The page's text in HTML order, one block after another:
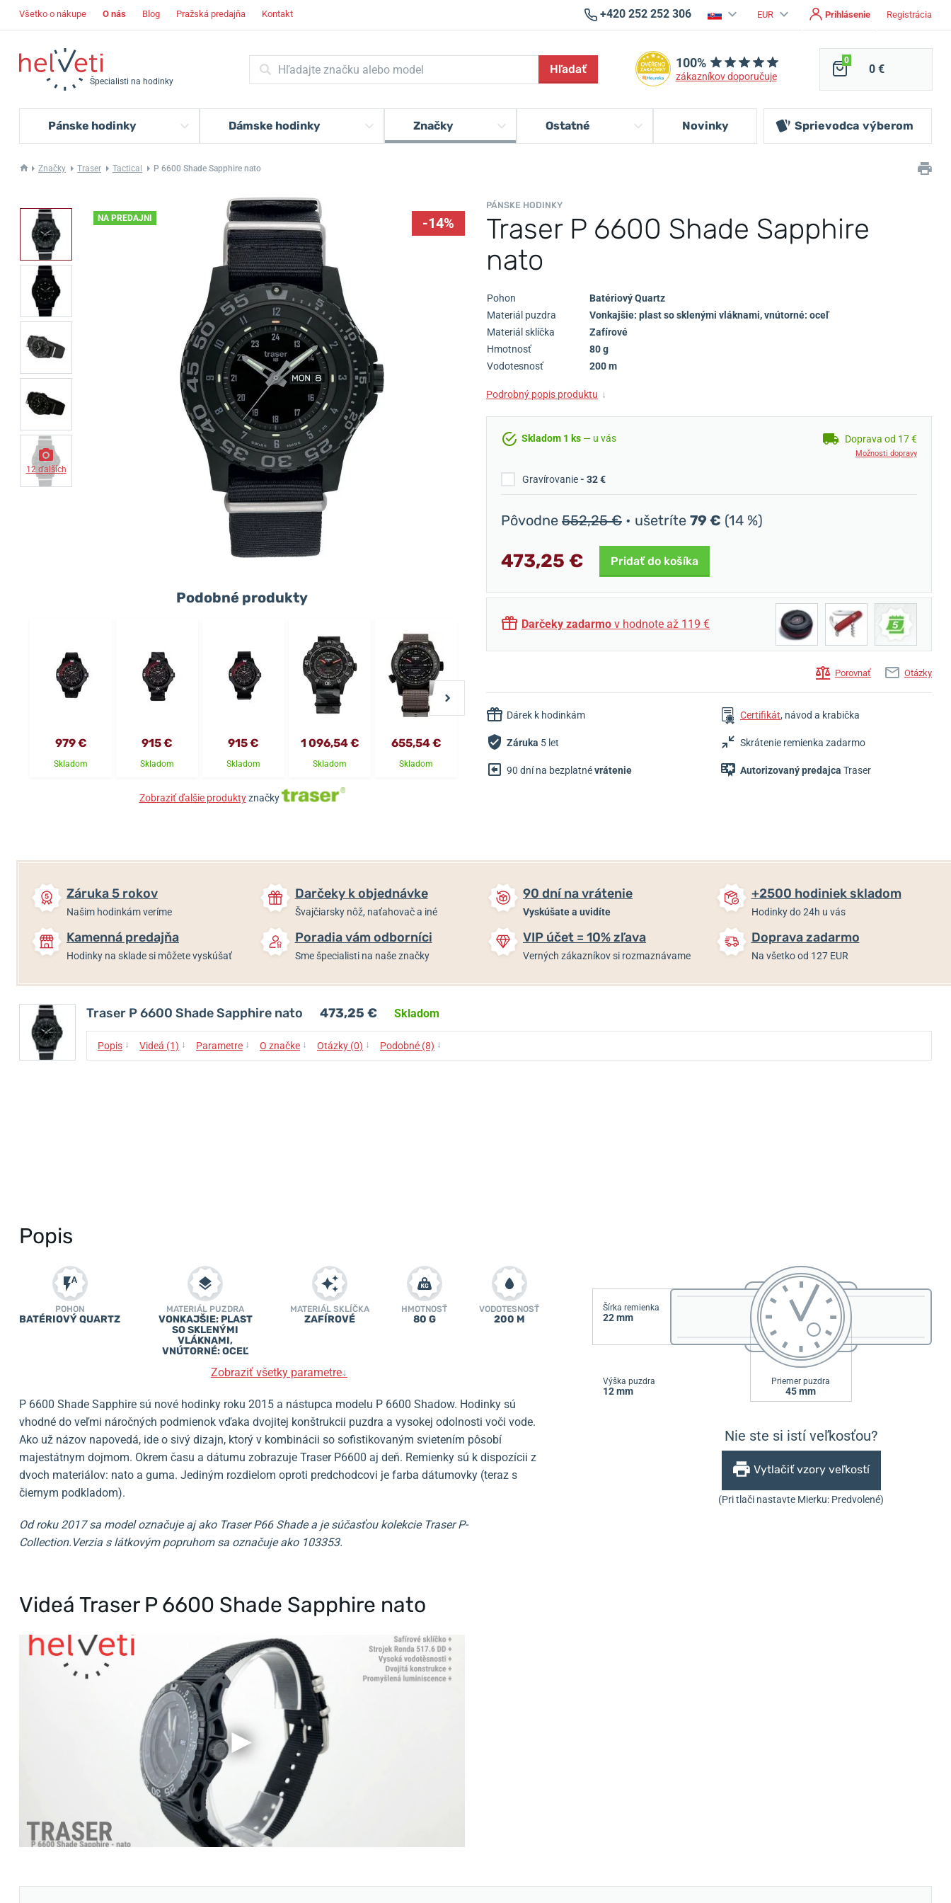
Všetko o nákupe O nás Blog Pražská predajňa Kontakt +420 252 252 306 EUR Prihlásenie Registrácia
Špecialisti na hodinky
Hľadať 100%
zákazníkov doporučuje
0
0 €
Pánske hodinky Dámske hodinky Značky Ostatné Novinky Sprievodca výberom
Značky Traser Tactical P 6600 Shade Sapphire nato
PÁNSKE HODINKY
Traser P 6600 Shade Sapphire
nato
NA PREDAJNI -14%
12 ďalších
Pohon
Batériový Quartz
Materiál puzdra
Vonkajšie: plast so sklenými vláknami, vnútorné: oceľ
Materiál sklíčka
Zafírové
Hmotnosť
80 g
Vodotesnosť
200 m
Podrobný popis produktu ↓
Skladom 1 ks — u vás Doprava od 17 €
Možnosti dopravy
Gravírovanie- 32 €
Pôvodne 552,25 € • ušetríte 79 € (14 %)
473,25 € Pridať do košíka
Darčeky zadarmo v hodnote až 119 €
Porovnať Otázky
Dárek k hodinkám Certifikát, návod a krabička
Záruka 5 let Skrátenie remienka zadarmo
90 dní na bezplatnévrátenie Autorizovaný predajca Traser
Podobné produkty
979 €
Skladom
915 €
Skladom
915 €
Skladom
1 096,54 €
Skladom
655,54 €
Skladom
1 251,49 €
Skladom Skladom
615,81 €
553,81 €
Skladom
572,11 €
514,11 €
Zobraziť ďalšie produktyznačky
Záruka 5 rokov
Našim hodinkám veríme
Darčeky k objednávke
Švajčiarsky nôž, naťahovač a iné
90 dní na vrátenie
Vyskúšate a uvidíte
+2500 hodiniek skladom
Hodinky do 24h u vás
Kamenná predajňa
Hodinky na sklade si môžete vyskúšať
Poradia vám odborníci
Sme špecialisti na naše značky
VIP účet = 10% zľava
Verných zákazníkov si rozmaznávame
Doprava zadarmo
Na všetko od 127 EUR
Traser P 6600 Shade Sapphire nato 473,25 € Skladom
Popis ↓ Videá (1) ↓ Parametre ↓ O značke ↓ Otázky (0) ↓ Podobné (8) ↓
Popis
POHON
BATÉRIOVÝ QUARTZ
MATERIÁL PUZDRA
VONKAJŠIE: PLAST
SO SKLENÝMI
VLÁKNAMI,
VNÚTORNÉ: OCEĽ
MATERIÁL SKLÍČKA
ZAFÍROVÉ
HMOTNOSŤ
80 G
VODOTESNOSŤ
200 M
Zobraziť všetky parametre↓
P 6600 Shade Sapphire sú nové hodinky roku 2015 a nástupca modelu P 6600 Shadow. Hodinky sú
vhodné do veľmi náročných podmienok vďaka dvojitej konštrukcii puzdra a vysokej odolnosti voči vode.
Ako už názov napovedá, ide o sivý dizajn, ktorý v kombinácii so sofistikovaným svietením pôsobí
majestátnym dojmom. Okrem času a dátumu zobrazuje Traser P6600 aj deň. Remienky sú k dispozícii z
dvoch materiálov: nato a guma. Jediným rozdielom oproti predchodcovi je farba dátumovky (teraz s
čiernym podkladom).
Od roku 2017 sa model označuje aj ako Traser P66 Shade a je súčasťou kolekcie Traser P-
Collection. Verzia s látkovým popruhom sa označuje ako 103353.
Šírka remienka
22 mm
Výška puzdra
12 mm
Priemer puzdra
45 mm
Nie ste si istí veľkosťou?
Vytlačiť vzory veľkostí
(Pri tlači nastavte Mierku: Predvolené)
Videá Traser P 6600 Shade Sapphire nato